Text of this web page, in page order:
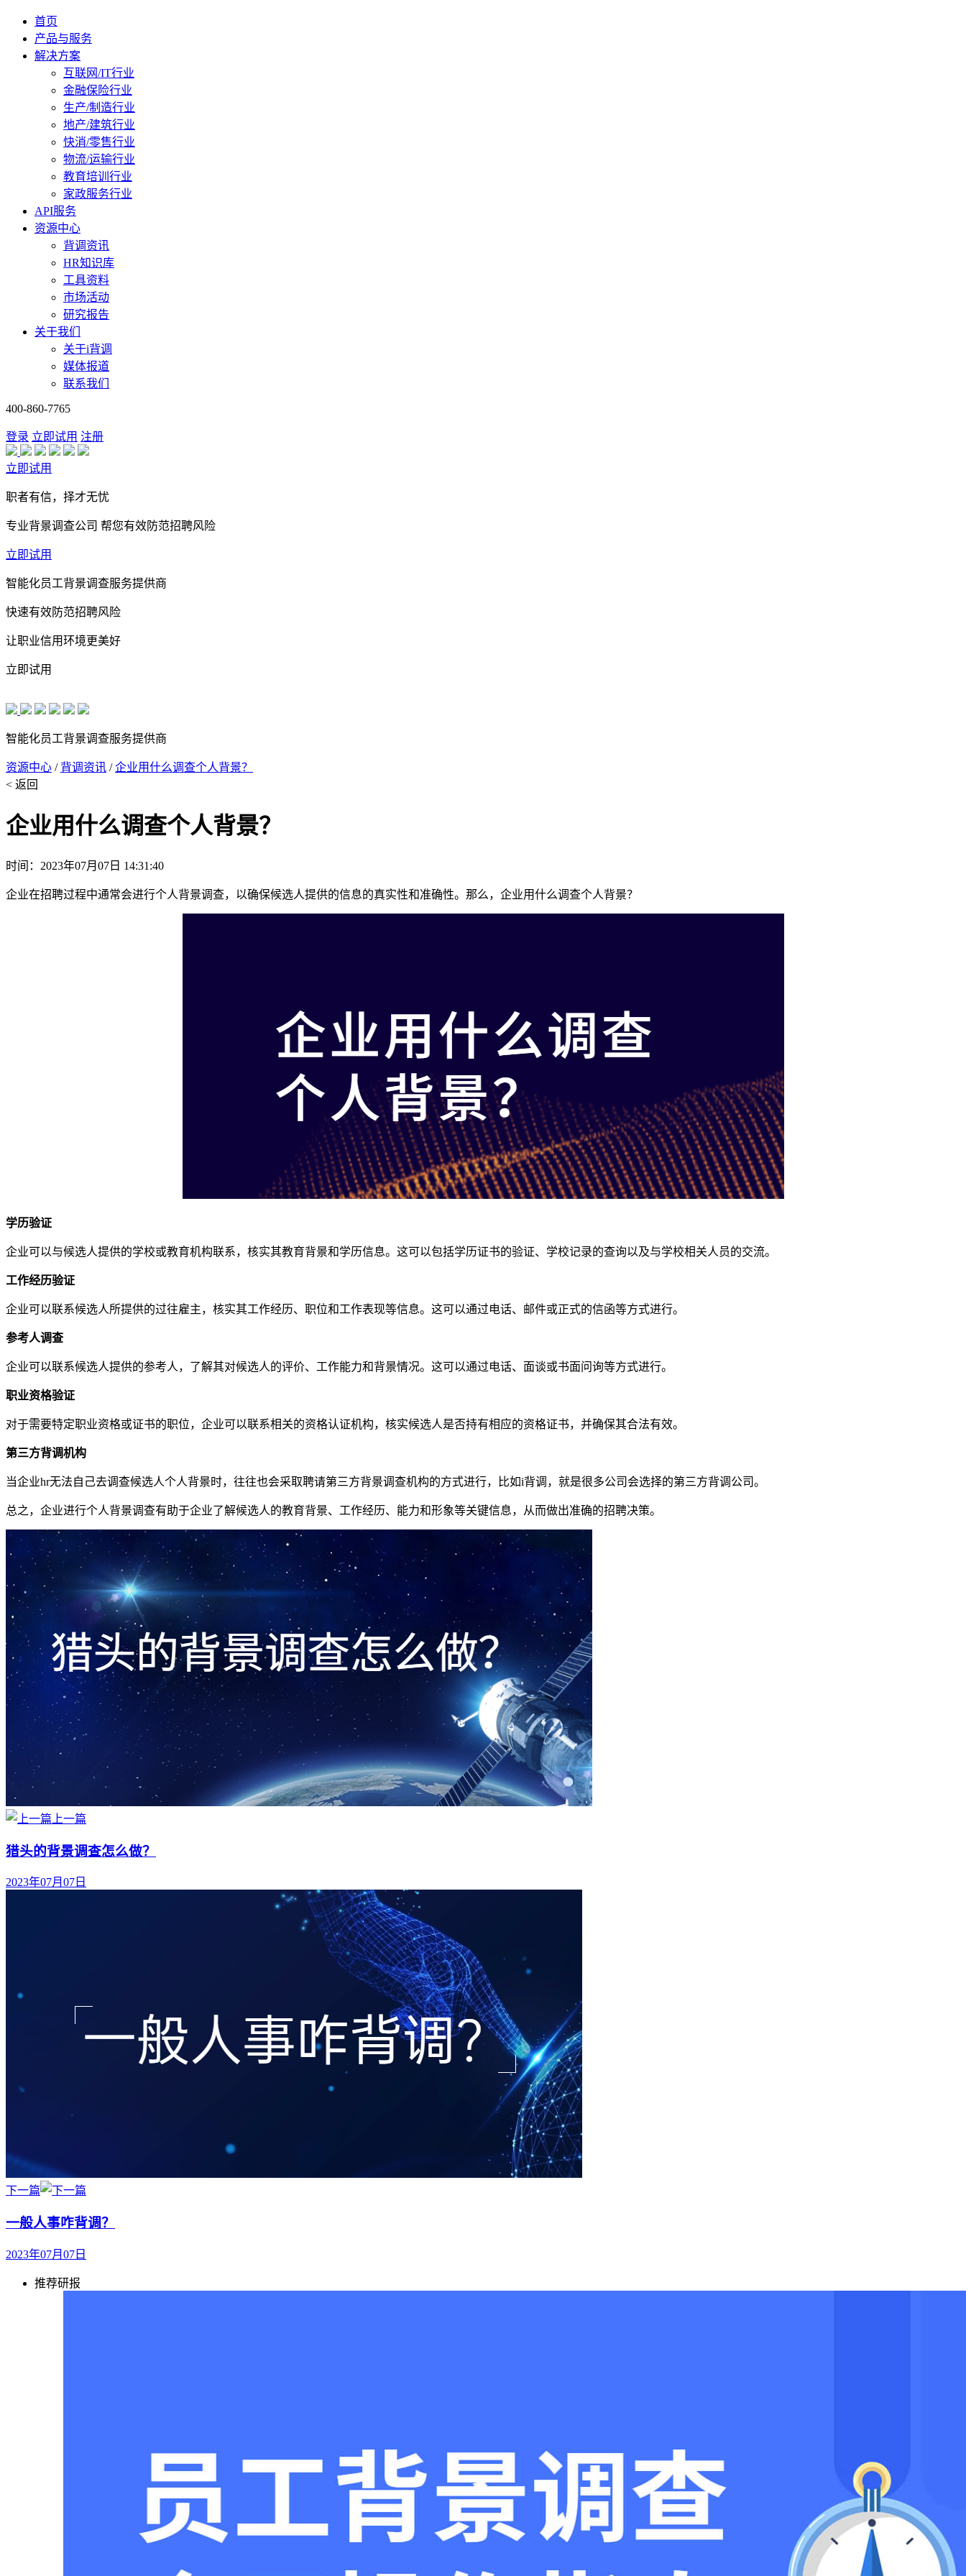
首页
产品与服务
解决方案
互联网/IT行业
金融保险行业
生产/制造行业
地产/建筑行业
快消/零售行业
物流/运输行业
教育培训行业
家政服务行业
API服务
资源中心
背调资讯
HR知识库
工具资料
市场活动
研究报告
关于我们
关于i背调
媒体报道
联系我们
400-860-7765
登录 立即试用 注册
立即试用
职者有信，择才无忧
专业背景调查公司 帮您有效防范招聘风险
立即试用
智能化员工背景调查服务提供商
快速有效防范招聘风险
让职业信用环境更美好
立即试用
智能化员工背景调查服务提供商
资源中心 / 背调资讯 /企业用什么调查个人背景？
< 返回
企业用什么调查个人背景？
时间：2023年07月07日 14:31:40
企业在招聘过程中通常会进行个人背景调查，以确保候选人提供的信息的真实性和准确性。那么，企业用什么调查个人背景？
学历验证
企业可以与候选人提供的学校或教育机构联系，核实其教育背景和学历信息。这可以包括学历证书的验证、学校记录的查询以及与学校相关人员的交流。
工作经历验证
企业可以联系候选人所提供的过往雇主，核实其工作经历、职位和工作表现等信息。这可以通过电话、邮件或正式的信函等方式进行。
参考人调查
企业可以联系候选人提供的参考人，了解其对候选人的评价、工作能力和背景情况。这可以通过电话、面谈或书面问询等方式进行。
职业资格验证
对于需要特定职业资格或证书的职位，企业可以联系相关的资格认证机构，核实候选人是否持有相应的资格证书，并确保其合法有效。
第三方背调机构
当企业hr无法自己去调查候选人个人背景时，往往也会采取聘请第三方背景调查机构的方式进行，比如i背调，就是很多公司会选择的第三方背调公司。
总之，企业进行个人背景调查有助于企业了解候选人的教育背景、工作经历、能力和形象等关键信息，从而做出准确的招聘决策。
上一篇
猎头的背景调查怎么做？
2023年07月07日
下一篇
一般人事咋背调？
2023年07月07日
推荐研报